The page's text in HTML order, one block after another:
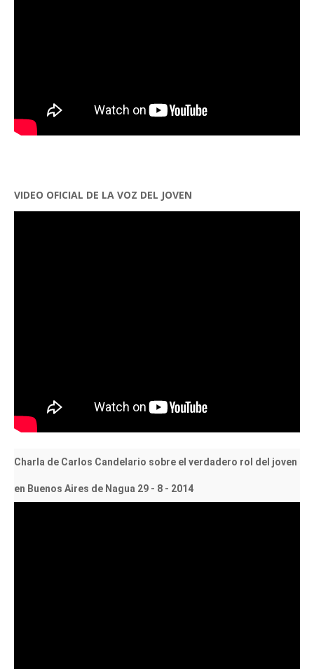
VIDEO OFICIAL DE LA VOZ DEL JOVEN
Charla de Carlos Candelario sobre el verdadero rol del joven
en Buenos Aires de Nagua 29 - 8 - 2014